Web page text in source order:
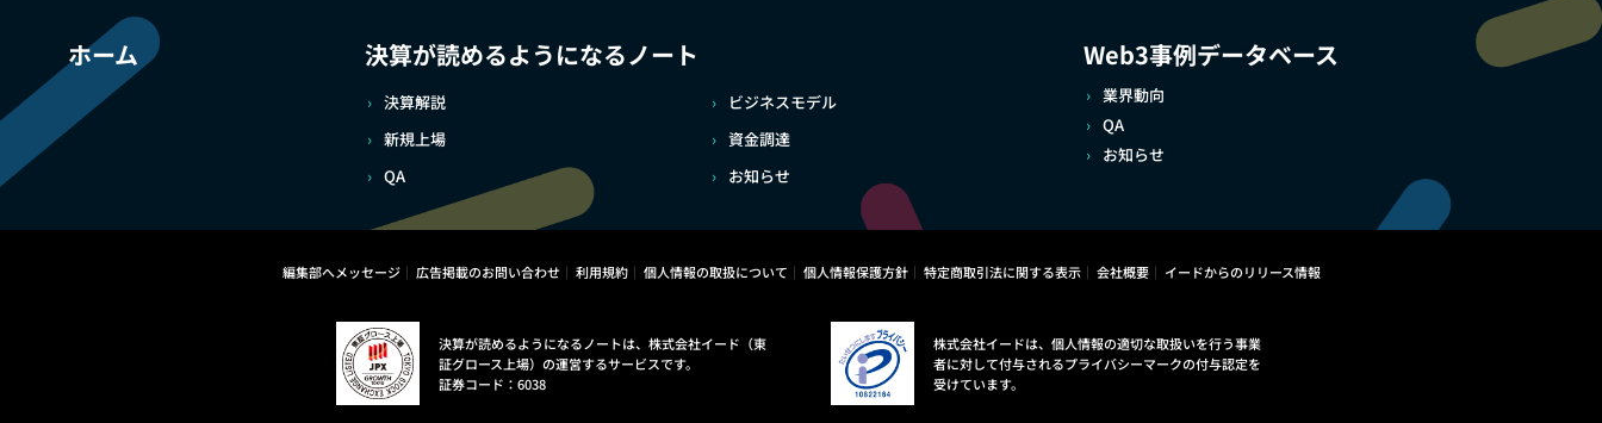
ホーム 決算が読めるようになるノート
決算解説
ビジネスモデル
新規上場
資金調達
QA
お知らせ
Web3事例データベース
業界動向
QA
お知らせ
編集部へメッセージ 広告掲載のお問い合わせ 利用規約 個人情報の取扱について 個人情報保護方針 特定商取引法に関する表示 会社概要 イードからのリリース情報
決算が読めるようになるノートは、株式会社イード（東
証グロース上場）の運営するサービスです。
証券コード：6038
株式会社イードは、個人情報の適切な取扱いを行う事業
者に対して付与されるプライバシーマークの付与認定を
受けています。